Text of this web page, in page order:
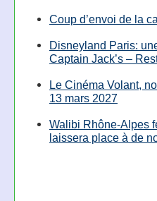
Coup d’envoi de la
Disneyland Paris:
Captain Jack’s –
Le Cinéma Volant,
13 mars 2027
Walibi Rhône-Alpes
laissera place à de